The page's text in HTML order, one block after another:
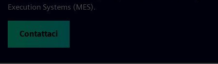
Execution Systems (MES).
Contattaci